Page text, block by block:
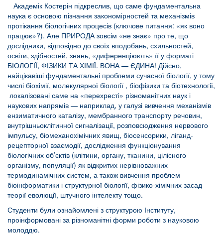
Академік Костерін підкреслив, що саме фундаментальна
наука є основою пізнання закономірностей та механізмів
протікання біологічних процесів (ключове питання: «як воно
працює»?). Але ПРИРОДА зовсім «не знає» про те, що
дослідники, відповідно до своїх вподобань, схильностей,
освіти, здібностей, знань, «диференціюють» її у форматі
БІОЛОГІЇ, ФІЗИКИ ТА ХІМІЇ. ВОНА — ЄДИНА! Дійсно,
найцікавіші фундаментальні проблеми сучасної біології, у тому
числі біохімії, молекулярної біології , біофізики та біотехнології,
локалізовані саме на «перехресті» різноманітних наук і
наукових напрямів — наприклад, у галузі вивчення механізмів
ензиматичного каталізу, мембранного транспорту речовин,
внутрішньоклітинної сигналізації, розповсюдження нервового
імпульсу, біомеханохімічних явищ, біосенсорики, ліганд-
рецепторної взаємодії, дослідження функціонування
біологічних об’єктів (клітини, органу, тканини, цілісного
організму, популяції) як відкритих нерівноважних
термодинамічних систем, а також вивчення проблем
біоінформатики і структурної біології, фізико-хімічних засад
теорії еволюції, штучного інтелекту тощо.
Студенти були ознайомлені з структурою Інституту,
проінформовані за різноманітні форми роботи з науковою
молоддю.